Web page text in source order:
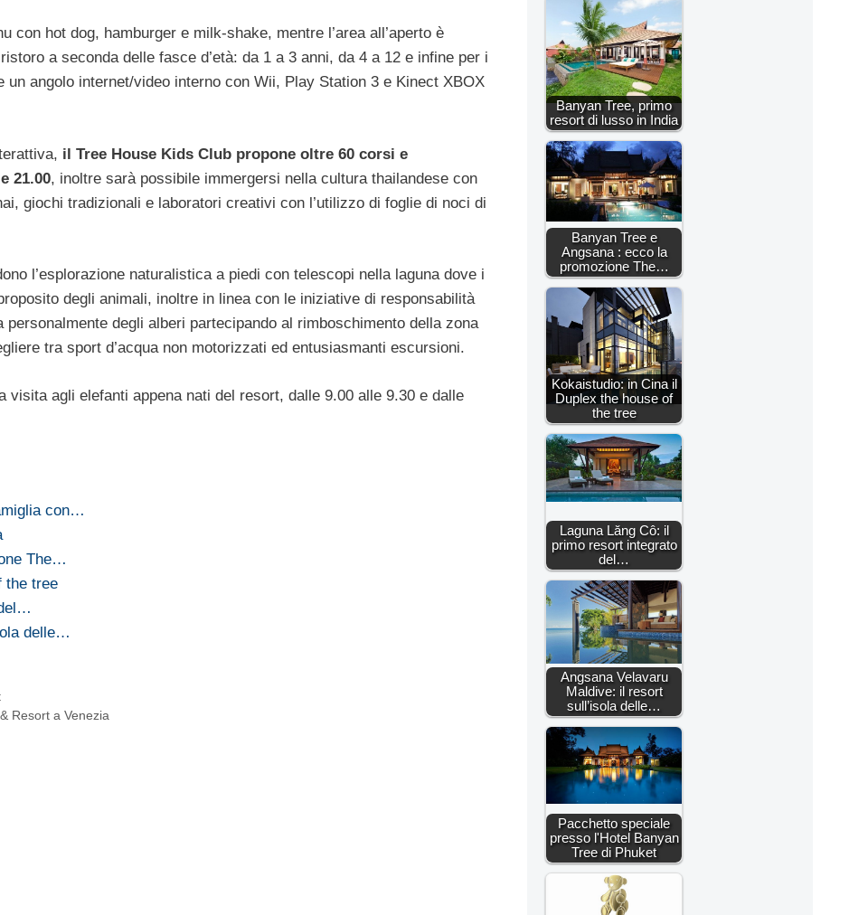
con hot dog, hamburger e milk-shake, mentre l’area all’aperto è
a seconda delle fasce d’età: da 1 a 3 anni, da 4 a 12 e infine per i
angolo internet/video interno con Wii, Play Station 3 e Kinect XBOX
il Tree House Kids Club propone oltre 60 corsi e
21.00, inoltre sarà possibile immergersi nella cultura thailandese con
giochi tradizionali e laboratori creativi con l’utilizzo di foglie di noci di
l’esplorazione naturalistica a piedi con telescopi nella laguna dove i
degli animali, inoltre in linea con le iniziative di responsabilità
degli alberi partecipando al rimboschimento della zona
tra sport d’acqua non motorizzati ed entusiasmanti escursioni.
agli elefanti appena nati del resort, dalle 9.00 alle 9.30 e dalle
con…
The…
the tree
delle…
Resort a Venezia
Banyan Tree, primo
resort di lusso in India
Banyan Tree e
Angsana : ecco la
promozione The…
Kokaistudio: in Cina il
Duplex the house of
the tree
Laguna Lăng Cô: il
primo resort integrato
del…
Angsana Velavaru
Maldive: il resort
sull’isola delle…
Pacchetto speciale
presso l'Hotel Banyan
Tree di Phuket